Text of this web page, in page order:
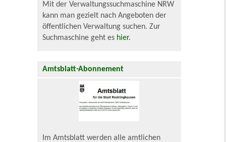
Mit der Verwaltungssuchmaschine NRW
kann man gezielt nach Angeboten der
öffentlichen Verwaltung suchen. Zur
Suchmaschine geht es hier.
Amtsblatt-Abonnement
Im Amtsblatt werden alle amtlichen